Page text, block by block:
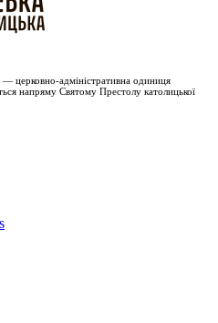
— церковно-адміністративна одиниця
напряму Святому Престолу католицької